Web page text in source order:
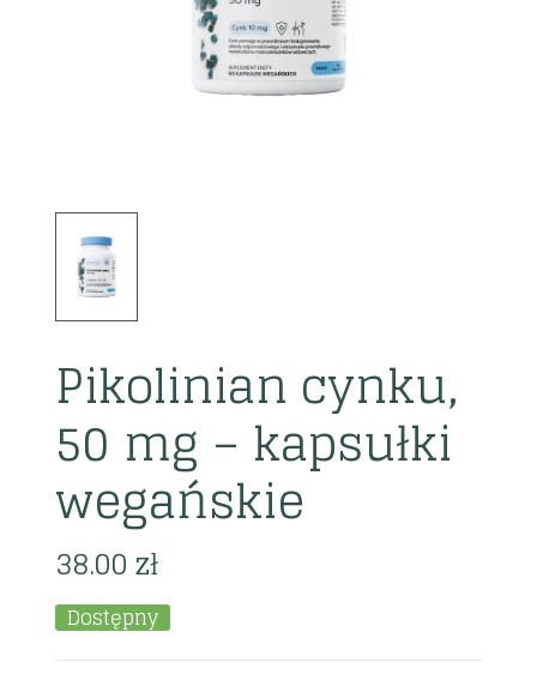
Pikolinian cynku,
50 mg – kapsułki
wegańskie
38.00zł
Dostępny